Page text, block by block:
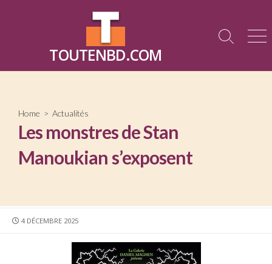
TOUTENBD.COM
Search
Home > Actualités
Les monstres de Stan
Manoukian s’exposent
PUBLISHED
4 DÉCEMBRE 2025